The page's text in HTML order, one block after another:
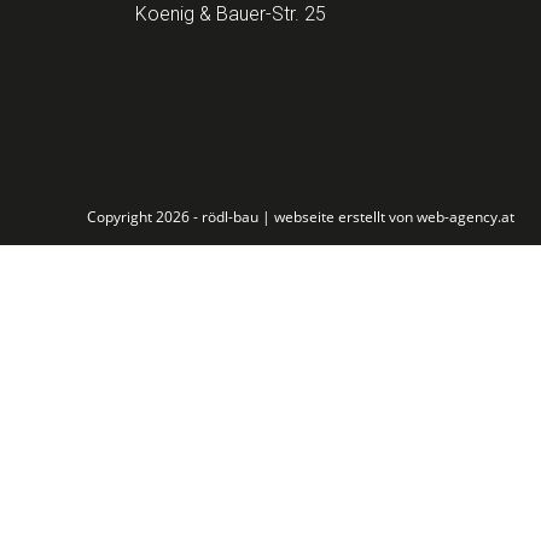
Koenig & Bauer-Str. 25
Copyright 2026 - rödl-bau | webseite erstellt von web-agency.at